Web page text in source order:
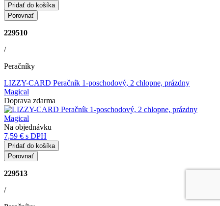
Pridať do košíka
Porovnať
229510
/
Peračníky
LIZZY-CARD Peračník 1-poschodový, 2 chlopne, prázdny
Magical
Doprava zdarma
Na objednávku
7,59 € s DPH
Pridať do košíka
Porovnať
229513
/